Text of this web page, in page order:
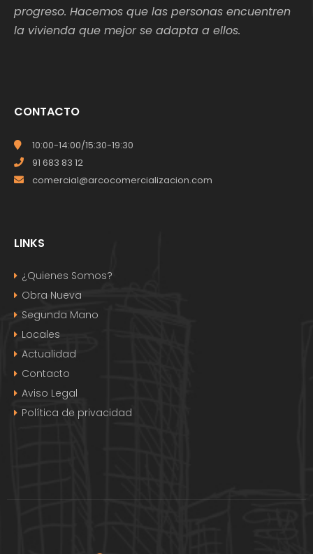
progreso. Hacemos que las personas encuentren
la vivienda que mejor se adapta a ellos.
CONTACTO
10:00-14:00/15:30-19:30
91 683 83 12
comercial@arcocomercializacion.com
LINKS
¿Quienes Somos?
Obra Nueva
Segunda Mano
Locales
Actualidad
Contacto
Aviso Legal
Política de privacidad